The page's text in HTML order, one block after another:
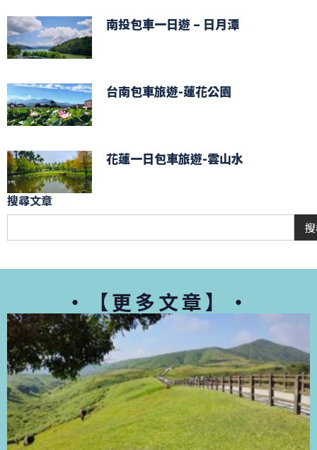
南投包車一日遊 – 日月潭
台南包車旅遊-蓮花公園
花蓮一日包車旅遊-雲山水
搜尋文章
・【更多文章】・